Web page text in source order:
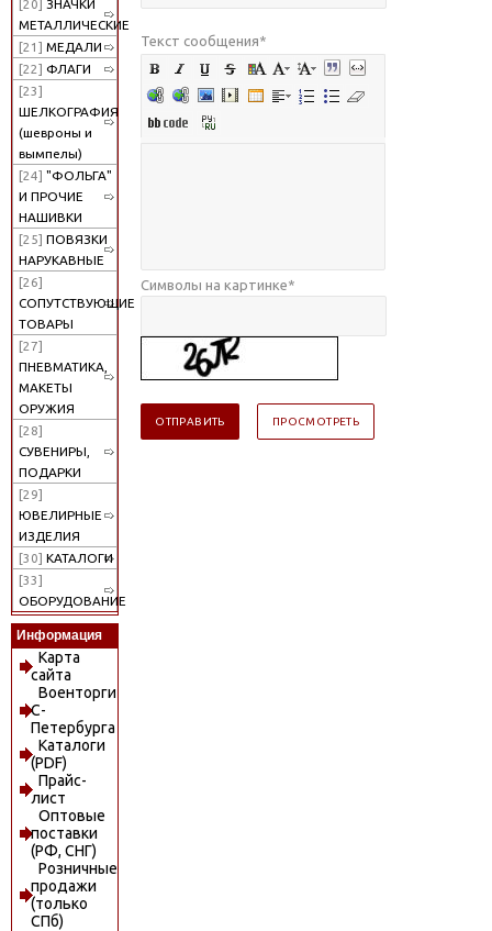
[20] ЗНАЧКИ
МЕТАЛЛИЧЕСКИЕ
[21] МЕДАЛИ
[22] ФЛАГИ
[23]
ШЕЛКОГРАФИЯ
(шевроны и
вымпелы)
[24] "ФОЛЬГА"
И ПРОЧИЕ
НАШИВКИ
[25] ПОВЯЗКИ
НАРУКАВНЫЕ
[26]
СОПУТСТВУЮЩИЕ
ТОВАРЫ
[27]
ПНЕВМАТИКА,
МАКЕТЫ
ОРУЖИЯ
[28]
СУВЕНИРЫ,
ПОДАРКИ
[29]
ЮВЕЛИРНЫЕ
ИЗДЕЛИЯ
[30] КАТАЛОГИ
[33]
ОБОРУДОВАНИЕ
Информация
Карта
сайта
Военторги
С-
Петербурга
Каталоги
(PDF)
Прайс-
лист
Оптовые
поставки
(РФ, СНГ)
Розничные
продажи
(только
СПб)
Текст сообщения*
Символы на картинке*